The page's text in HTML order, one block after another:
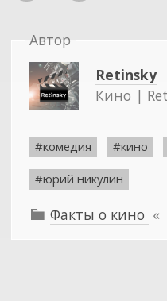
Автор
Retinsky
Кино |
#комедия #кино
#юрий никулин
 Факты о кино «